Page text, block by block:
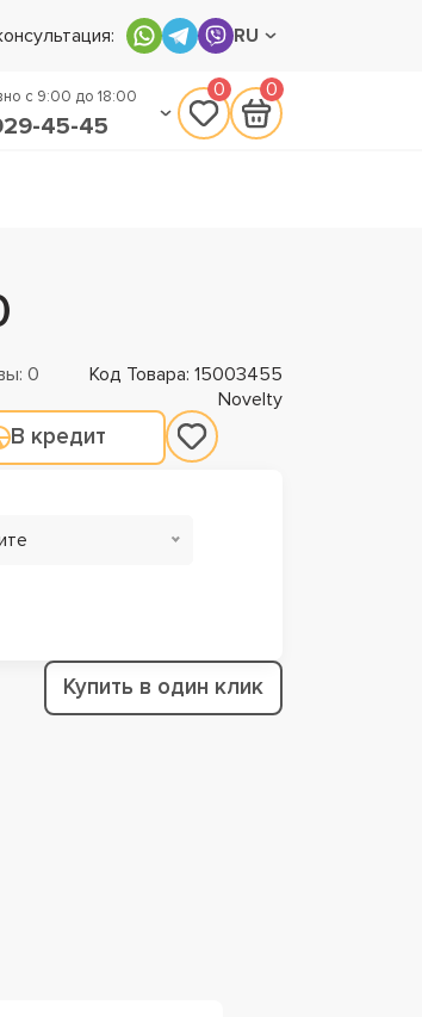
RU
с 9:00 до 18:00
45-45
0 0
0 Код Товара: 15003455
Novelty
В кредит
Купить в один клик